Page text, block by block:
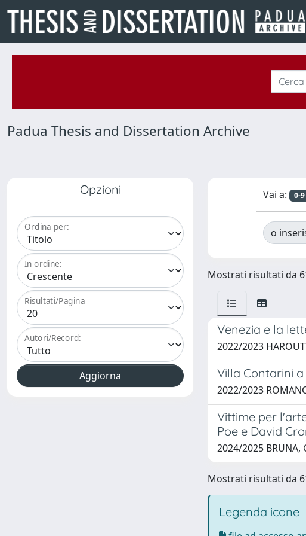
Padua Thesis and Dissertation Archive
Opzioni
Ordina per:
In ordine:
Risultati/Pagina
Autori/Record:
Vai a: 0-9
o
Mostrati risultati da
Venezia e la
2022/2023
Villa Contarini
2022/2023
Vittime per
Poe e David
2024/2025 BRUNA,
Mostrati risultati da
Legenda icone